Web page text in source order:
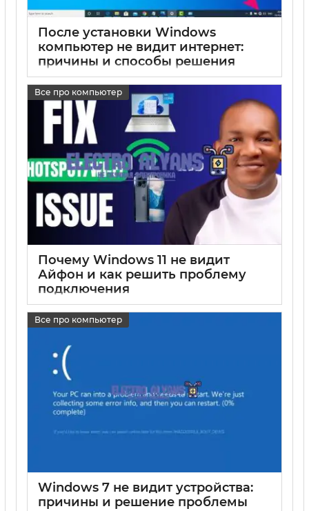
После установки Windows
компьютер не видит интернет:
причины и способы решения
Все про компьютер
Почему Windows 11 не видит
Айфон и как решить проблему
подключения
Все про компьютер
Windows 7 не видит устройства:
причины и решение проблемы